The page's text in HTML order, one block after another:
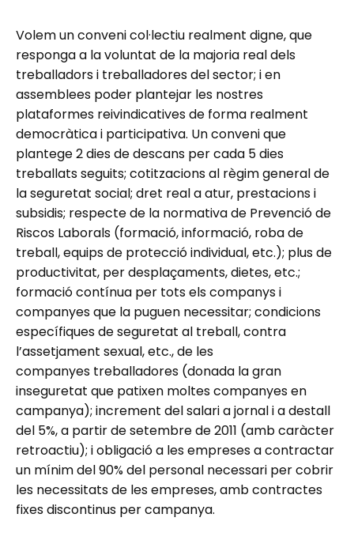
Volem un conveni col·lectiu realment digne, que
responga a la voluntat de la majoria real dels
treballadors i treballadores del sector; i en
assemblees poder plantejar les nostres
plataformes reivindicatives de forma realment
democràtica i participativa. Un conveni que
plantege 2 dies de descans per cada 5 dies
treballats seguits; cotitzacions al règim general de
la seguretat social; dret real a atur, prestacions i
subsidis; respecte de la normativa de Prevenció de
Riscos Laborals (formació, informació, roba de
treball, equips de protecció individual, etc.); plus de
productivitat, per desplaçaments, dietes, etc.;
formació contínua per tots els companys i
companyes que la puguen necessitar; condicions
específiques de seguretat al treball, contra
l’assetjament sexual, etc., de les
companyes treballadores (donada la gran
inseguretat que patixen moltes companyes en
campanya); increment del salari a jornal i a destall
del 5%, a partir de setembre de 2011 (amb caràcter
retroactiu); i obligació a les empreses a contractar
un mínim del 90% del personal necessari per cobrir
les necessitats de les empreses, amb contractes
fixes discontinus per campanya.